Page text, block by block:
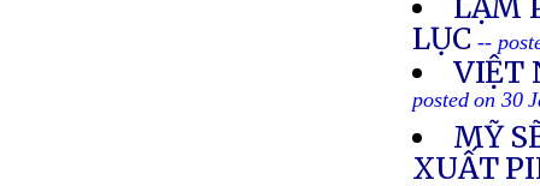
LẠM
LỤC--
VIỆT
posted on 30
MỸ
XUẤT